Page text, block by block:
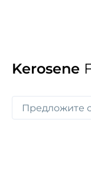
вы чувствуете
пути. Это
Kerosene